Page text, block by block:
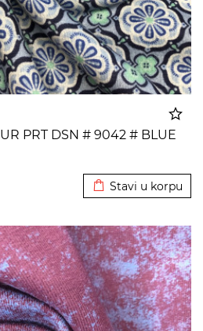
PRT DSN # 9042 # BLUE
Stavi u korpu